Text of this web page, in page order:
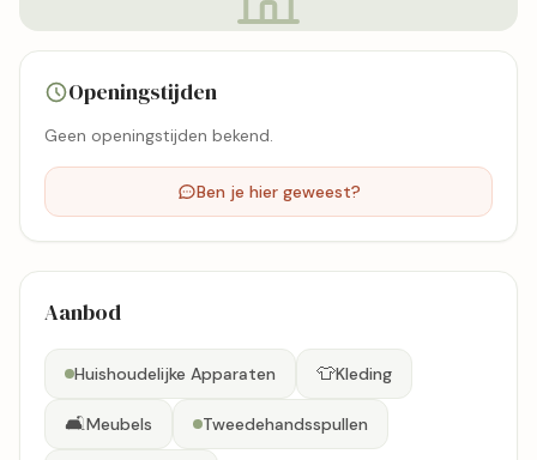
Openingstijden
Geen openingstijden bekend.
Ben je hier geweest?
Aanbod
Huishoudelijke Apparaten 👕Kleding
🛋️Meubels Tweedehandsspullen